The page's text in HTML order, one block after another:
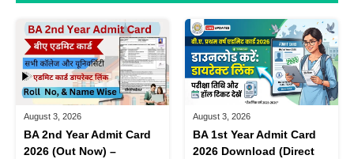
August 3, 2026
BA 2nd Year Admit Card
2026 (Out Now) –
August 3, 2026
BA 1st Year Admit Card
2026 Download (Direct